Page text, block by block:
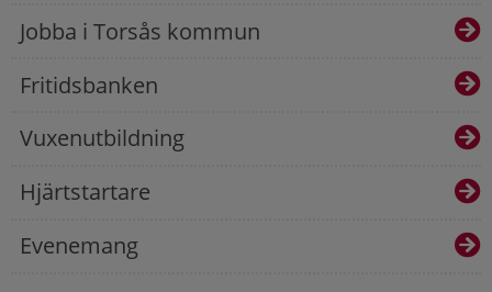
Jobba i Torsås kommun
Fritidsbanken
Vuxenutbildning
Hjärtstartare
Evenemang